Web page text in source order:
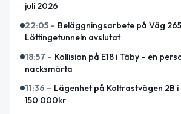
juli 2026
22:05 – Beläggningsarbete på Väg
Löttingetunneln avslutat
18:57 – Kollision på E18 i Täby – en
nacksmärta
11:36 – Lägenhet på Koltrastvägen 2B
150 000kr